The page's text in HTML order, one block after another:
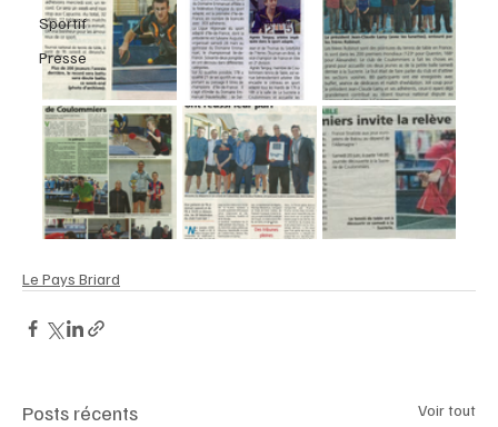
Sportif
Presse
Le Pays Briard
Posts récents Voir tout